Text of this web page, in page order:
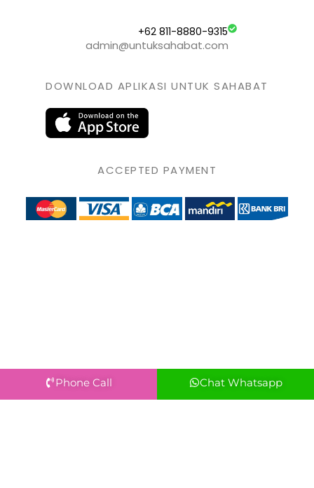
+62 811-8880-9315
admin@untuksahabat.com
DOWNLOAD APLIKASI UNTUK SAHABAT
ACCEPTED PAYMENT
Phone Call Chat Whatsapp